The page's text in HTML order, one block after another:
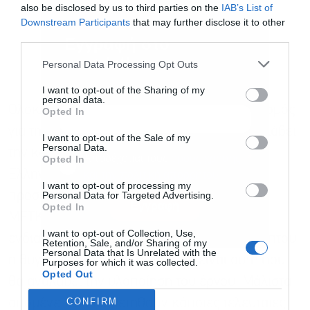
also be disclosed by us to third parties on the IAB’s List of
Downstream Participants that may further disclose it to other
Personal Data Processing Opt Outs
I want to opt-out of the Sharing of my
personal data.
Opted In
I want to opt-out of the Sale of my
Personal Data.
Opted In
I want to opt-out of processing my
Personal Data for Targeted Advertising.
Opted In
I want to opt-out of Collection, Use,
Retention, Sale, and/or Sharing of my
Personal Data that Is Unrelated with the
Purposes for which it was collected.
Opted Out
CONFIRM
Ολοκληρώθηκε προ ημερών και ο διαγωνισμός
για την ανάδειξη του αναδόχου που θα αναλάβει
την κατασκευή του The Ellinikon Mall στο
προσφορά, ξεπερνώντας την ΑΒΑΞ και τη
ενδιαφέρον. Όλα δείχνουν ότι, εκτός απροόπτου,
η θυγατρική της ΓΕΚ ΤΕΡΝΑ θα είναι αυτή που
θα αναλάβει την υλοποίηση του έργου. Μάλιστα,
απομένει να διευθετηθούν κάποιες τελευταίες
Εγγραφή στο
newsletter
Αποδέχομαι τους